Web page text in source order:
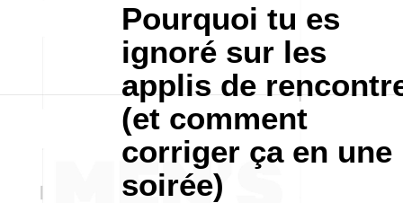
Pourquoi tu es
ignoré sur les
applis de
(et comment
corriger ça en une
soirée)